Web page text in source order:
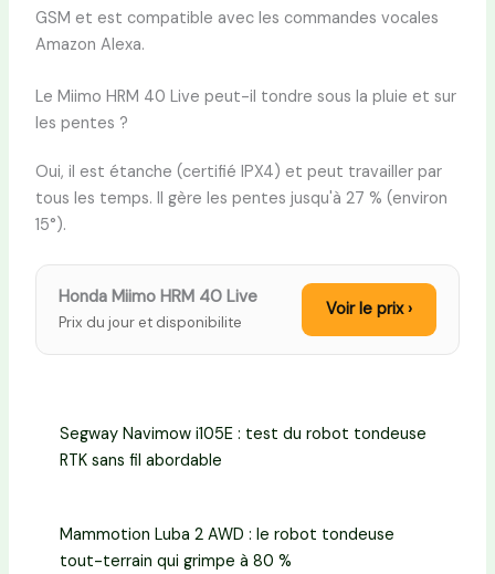
GSM et est compatible avec les commandes vocales
Amazon Alexa.
Le Miimo HRM 40 Live peut-il tondre sous la pluie et sur
les pentes ?
Oui, il est étanche (certifié IPX4) et peut travailler par
tous les temps. Il gère les pentes jusqu'à 27 % (environ
15°).
Honda Miimo HRM 40 Live
Prix du jour et disponibilite
Voir le prix ›
Segway Navimow i105E : test du robot tondeuse
RTK sans fil abordable
Mammotion Luba 2 AWD : le robot tondeuse
tout-terrain qui grimpe à 80 %